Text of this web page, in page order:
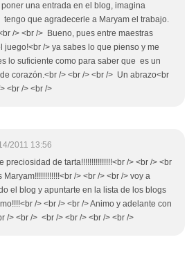
una entrada en el blog, imagina
tengo que agradecerle a Maryam el trabajo.
/> <br /> Bueno, pues entre maestras
juego!<br /> ya sabes lo que pienso y me
lo suficiente como para saber que es un
corazón.<br /> <br /> <br /> Un abrazo<br
<br /> <br />
2011 13:56
preciosidad de tarta!!!!!!!!!!!!!!!<br /> <br /> <br
Maryam!!!!!!!!!!!!<br /> <br /> <br /> voy a
el blog y apuntarte en la lista de los blogs
/> <br /> <br /> Animo y adelante con
/> <br /> <br /> <br /> <br /> <br />